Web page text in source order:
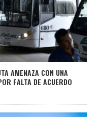
AMENAZA CON UNA
FALTA DE ACUERDO